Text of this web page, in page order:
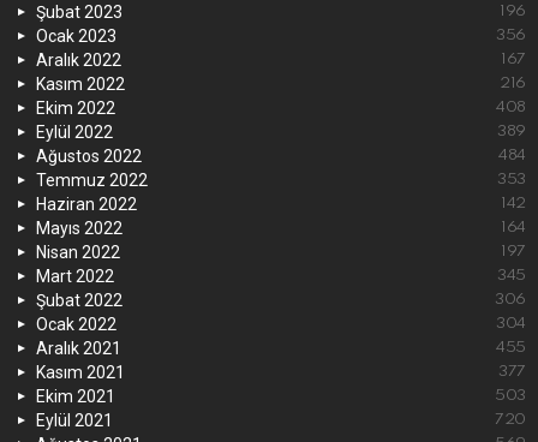
Şubat 2023 196
Ocak 2023 356
Aralık 2022 167
Kasım 2022 216
Ekim 2022 408
Eylül 2022 389
Ağustos 2022 484
Temmuz 2022 353
Haziran 2022 142
Mayıs 2022 164
Nisan 2022 197
Mart 2022 345
Şubat 2022 306
Ocak 2022 304
Aralık 2021 455
Kasım 2021 377
Ekim 2021 503
Eylül 2021 720